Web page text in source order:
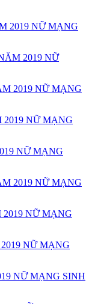
2019 NỮ MẠNG
2019 NỮ MẠNG
NỮ MẠNG
NỮ MẠNG
NỮ MẠNG SINH